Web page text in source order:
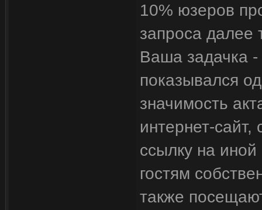
10% юзеров
запроса далее
Ваша задачка -
показывался
значимость
интернет-
ссылку на иной
гостям
также